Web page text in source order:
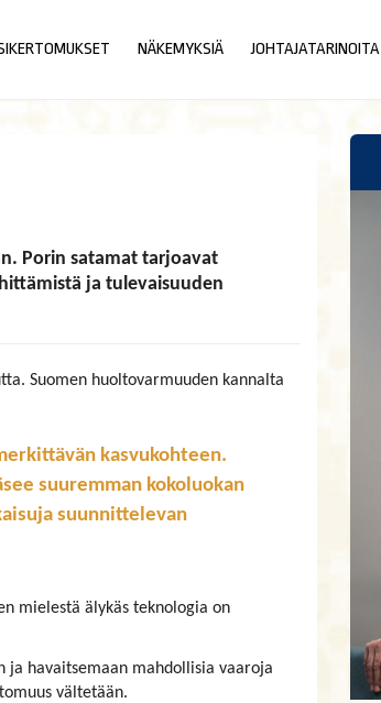
NÄKEMYKSIÄ JOHTAJATARINOITA
Porin satamat tarjoavat
ja tulevaisuuden
Suomen huoltovarmuuden kannalta
kasvukohteen.
suuremman kokoluokan
suunnittelevan
mielestä älykäs teknologia on
ja havaitsemaan mahdollisia vaaroja
vältetään.